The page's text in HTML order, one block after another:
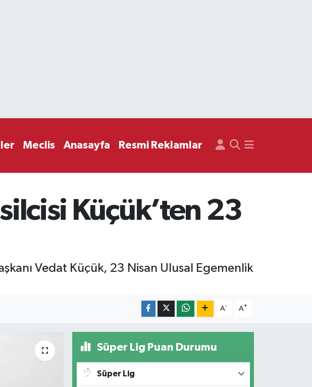
Meclis Anasayfa Resmi Reklamlar
Küçük’ten 23
Vedat Küçük, 23 Nisan Ulusal Egemenlik
A- A+
Süper Lig Puan Durumu
Süper Lig